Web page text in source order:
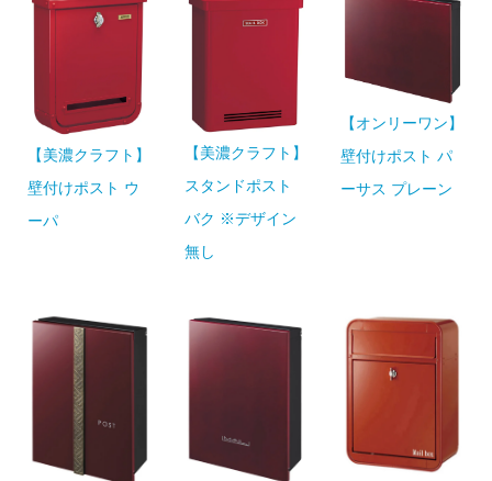
【美濃クラフト】
壁付けポスト ウ
ーパ
【美濃クラフト】
スタンドポスト
バク ※デザイン
無し
【オンリーワン】
壁付けポスト パ
ーサス プレーン